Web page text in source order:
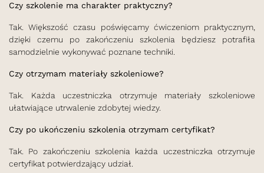
Czy szkolenie ma charakter praktyczny?
Tak. Większość czasu poświęcamy ćwiczeniom praktycznym,
dzięki czemu po zakończeniu szkolenia będziesz potrafiła
samodzielnie wykonywać poznane techniki.
Czy otrzymam materiały szkoleniowe?
Tak. Każda uczestniczka otrzymuje materiały szkoleniowe
ułatwiające utrwalenie zdobytej wiedzy.
Czy po ukończeniu szkolenia otrzymam certyfikat?
Tak. Po zakończeniu szkolenia każda uczestniczka otrzymuje
certyfikat potwierdzający udział.